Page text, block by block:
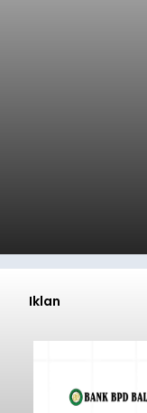
Belajar
Bali
Perpustakaan
Tahun ini,